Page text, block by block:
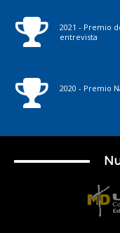
2021 - Premio
entrevista
2020 - Premio